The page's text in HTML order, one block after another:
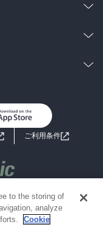
けラノベ
わせ
ご利用条件
Inc.
market only
to the storing of
analyze
Cookie